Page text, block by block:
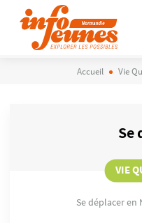
Accueil Vie
Se
VIE
Se déplacer en